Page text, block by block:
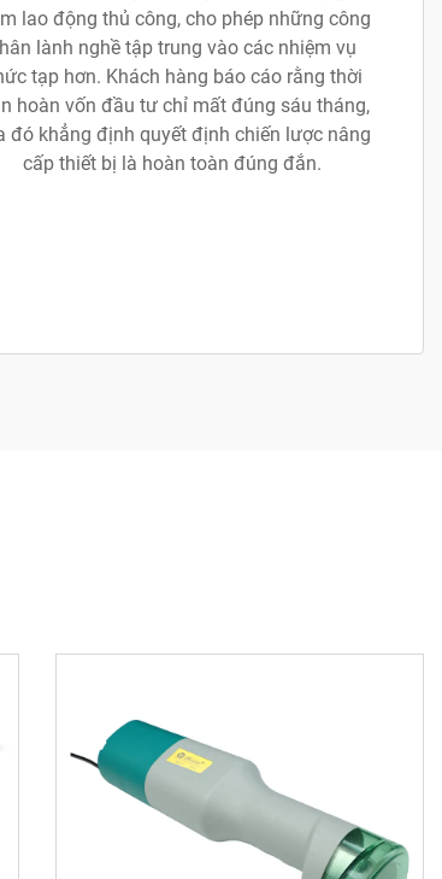
lao động thủ công, cho phép những công
lành nghề tập trung vào các nhiệm vụ
tạp hơn. Khách hàng báo cáo rằng thời
hoàn vốn đầu tư chỉ mất đúng sáu tháng,
đó khẳng định quyết định chiến lược nâng
cấp thiết bị là hoàn toàn đúng đắn.